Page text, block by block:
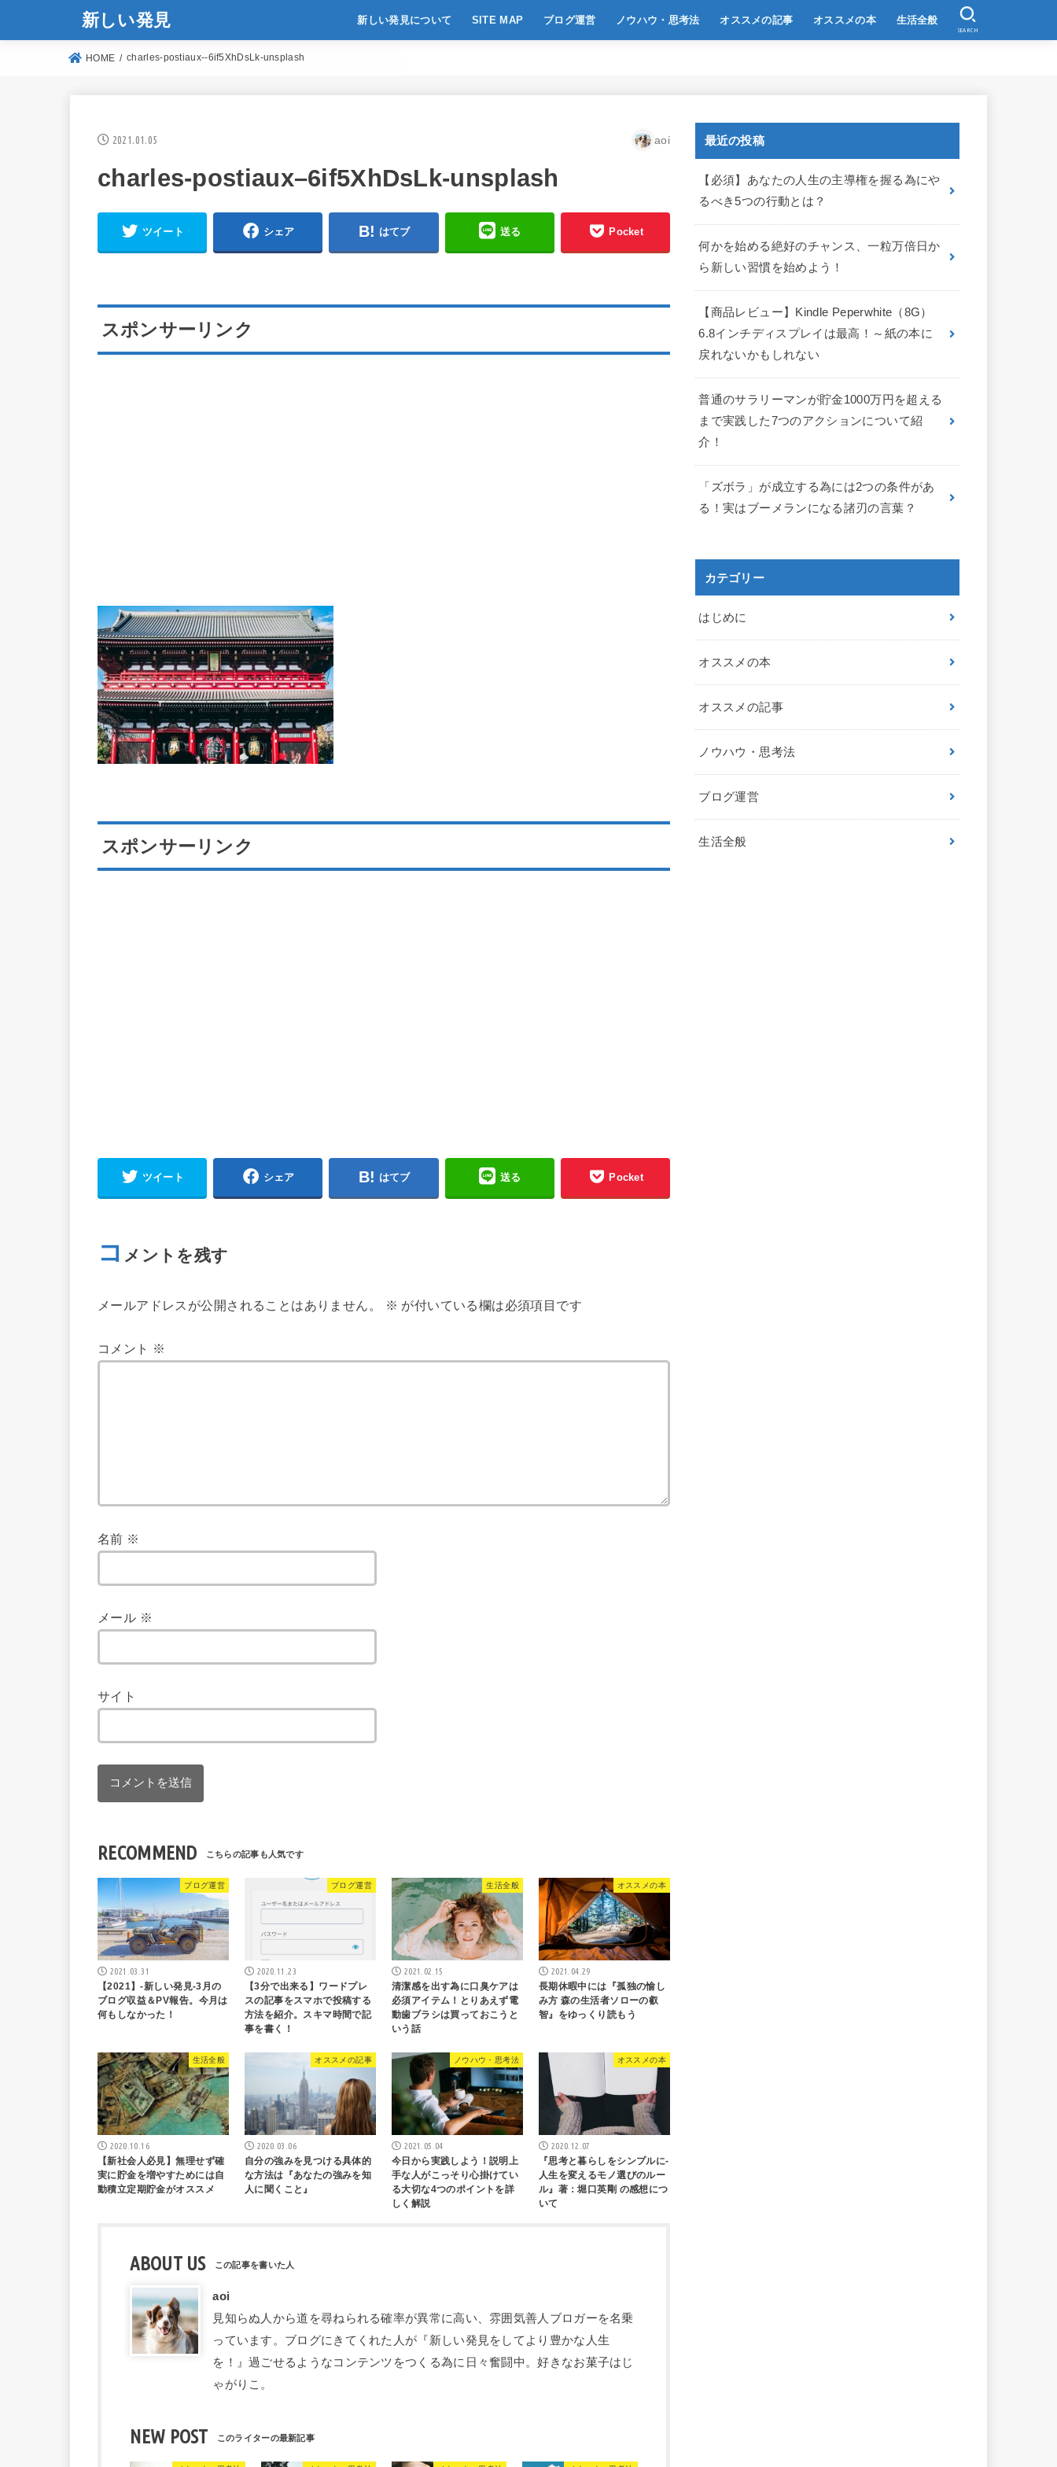
新しい発見 新しい発見について SITE MAP ブログ運営 ノウハウ・思考法 オススメの記事 オススメの本 生活全般
SEARCH
HOME charles-postiaux--6if5XhDsLk-unsplash
2021.01.05 aoi
charles-postiaux–6if5XhDsLk-unsplash
ツイート シェア はてブ 送る Pocket
スポンサーリンク
スポンサーリンク
ツイート シェア はてブ 送る Pocket
コ メントを残す
メールアドレスが公開されることはありません。 ※ が付いている欄は必須項目です
コメント ※
名前 ※
メール ※
サイト
RECOMMEND
ブログ運営
2021.03.31
【2021】-新しい発見-3月の
ブログ収益＆PV報告。今月は
何もしなかった！
ブログ運営
2020.11.23
【3分で出来る】ワードプレ
スの記事をスマホで投稿する
方法を紹介。スキマ時間で記
事を書く！
生活全般
2021.02.15
清潔感を出す為に口臭ケアは
必須アイテム！とりあえず電
動歯ブラシは買っておこうと
いう話
オススメの本
2021.04.29
長期休暇中には『孤独の愉し
み方 森の生活者ソローの叡
智』をゆっくり読もう
生活全般
2020.10.16
【新社会人必見】無理せず確
実に貯金を増やすためには自
動積立定期貯金がオススメ
オススメの記事
2020.03.06
自分の強みを見つける具体的
な方法は『あなたの強みを知
人に聞くこと』
ノウハウ・思考法
2021.05.04
今日から実践しよう！説明上
手な人がこっそり心掛けてい
る大切な4つのポイントを詳
しく解説
オススメの本
2020.12.07
『思考と暮らしをシンプルに-
人生を変えるモノ選びのルー
ル』著：堀口英剛 の感想につ
いて
ABOUT US
aoi
見知らぬ人から道を尋ねられる確率が異常に高い、雰囲気善人ブロガーを名乗
っています。ブログにきてくれた人が『新しい発見をしてより豊かな人生
を！』過ごせるようなコンテンツをつくる為に日々奮闘中。好きなお菓子はじ
ゃがりこ。
NEW POST
最近の投稿
【必須】あなたの人生の主導権を握る為にや
るべき5つの行動とは？
何かを始める絶好のチャンス、一粒万倍日か
ら新しい習慣を始めよう！
【商品レビュー】Kindle Peperwhite（8G）
6.8インチディスプレイは最高！～紙の本に
戻れないかもしれない
普通のサラリーマンが貯金1000万円を超える
まで実践した7つのアクションについて紹
介！
「ズボラ」が成立する為には2つの条件があ
る！実はブーメランになる諸刃の言葉？
カテゴリー
はじめに
オススメの本
オススメの記事
ノウハウ・思考法
ブログ運営
生活全般